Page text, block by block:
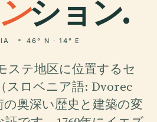
ンション.
46° N · 14° E
ステ地区に位置するセ
スロベニア語: Dvorec
奥深い歴史と建築の変